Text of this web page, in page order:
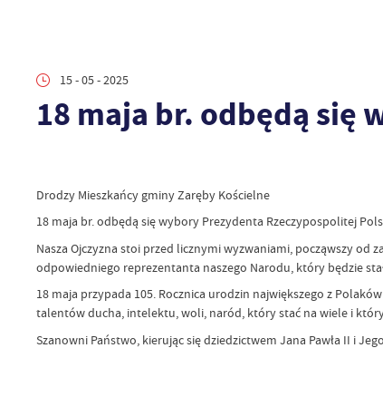
15 - 05 - 2025
18 maja br. odbędą się
Drodzy Mieszkańcy gminy Zaręby Kościelne
18 maja br. odbędą się wybory Prezydenta Rzeczypospolitej
Nasza Ojczyzna stoi przed licznymi wyzwaniami, począwszy
odpowiedniego reprezentanta naszego Narodu, który będzie
18 maja przypada 105. Rocznica urodzin największego z
talentów ducha, intelektu, woli, naród, który stać na wiele i który
Szanowni Państwo, kierując się dziedzictwem Jana Pawła II i